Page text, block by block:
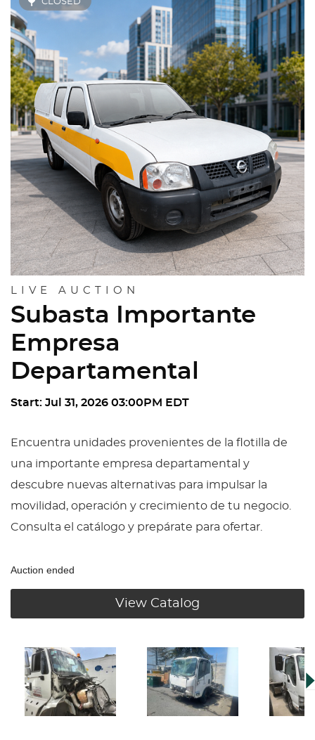
LIVE AUCTION
Subasta Importante
Empresa
Departamental
Start: Jul 31, 2026 03:00PM EDT
Encuentra unidades provenientes de la flotilla de
una importante empresa departamental y
descubre nuevas alternativas para impulsar la
movilidad, operación y crecimiento de tu negocio.
Consulta el catálogo y prepárate para ofertar.
Auction ended
View Catalog